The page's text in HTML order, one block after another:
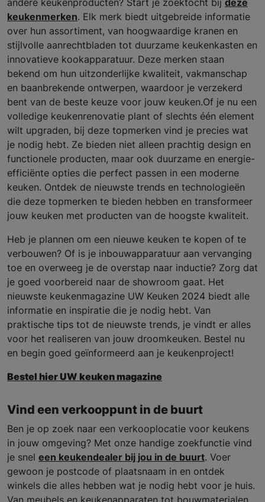
andere keukenproducten? Start je zoektocht bij deze
keukenmerken. Elk merk biedt uitgebreide informatie
over hun assortiment, van hoogwaardige kranen en
stijlvolle aanrechtbladen tot duurzame keukenkasten en
innovatieve kookapparatuur. Deze merken staan
bekend om hun uitzonderlijke kwaliteit, vakmanschap
en baanbrekende ontwerpen, waardoor je verzekerd
bent van de beste keuze voor jouw keuken.Of je nu een
volledige keukenrenovatie plant of slechts één element
wilt upgraden, bij deze topmerken vind je precies wat
je nodig hebt. Ze bieden niet alleen prachtig design en
functionele producten, maar ook duurzame en energie-
efficiënte opties die perfect passen in een moderne
keuken. Ontdek de nieuwste trends en technologieën
die deze topmerken te bieden hebben en transformeer
jouw keuken met producten van de hoogste kwaliteit.
Heb je plannen om een nieuwe keuken te kopen of te
verbouwen? Of is je inbouwapparatuur aan vervanging
toe en overweeg je de overstap naar inductie? Zorg dat
je goed voorbereid naar de showroom gaat. Het
nieuwste keukenmagazine UW Keuken 2024 biedt alle
informatie en inspiratie die je nodig hebt. Van
praktische tips tot de nieuwste trends, je vindt er alles
voor het realiseren van jouw droomkeuken. Bestel nu
en begin goed geïnformeerd aan je keukenproject!
Bestel hier UW keuken magazine
Vind een verkooppunt in de buurt
Ben je op zoek naar een verkooplocatie voor keukens
in jouw omgeving? Met onze handige zoekfunctie vind
je snel een keukendealer bij jou in de buurt. Voer
gewoon je postcode of plaatsnaam in en ontdek
winkels die alles hebben wat je nodig hebt voor je huis.